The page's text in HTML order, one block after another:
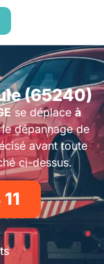
(65240)
se déplace à
dépannage de
avant toute
ci-dessus.